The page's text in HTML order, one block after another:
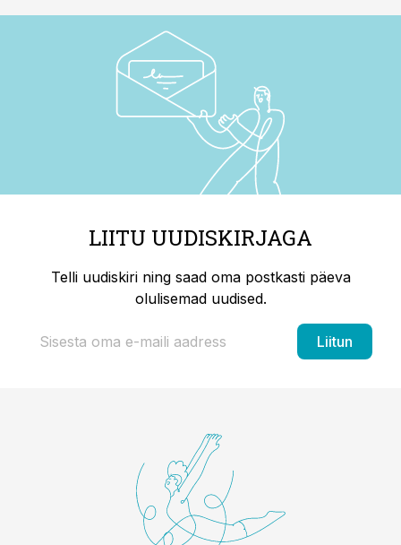
LIITU UUDISKIRJAGA
Telli uudiskiri ning saad oma postkasti päeva
olulisemad uudised.
Liitun